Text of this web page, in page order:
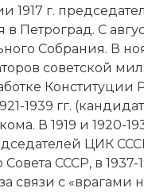
1917 г.
Петроград. С
Собрания. В
советской
Конституции
гг. (кандидат
В 1919 и 1920-
ЦИК
СССР, в 1937-
связи с «врагами